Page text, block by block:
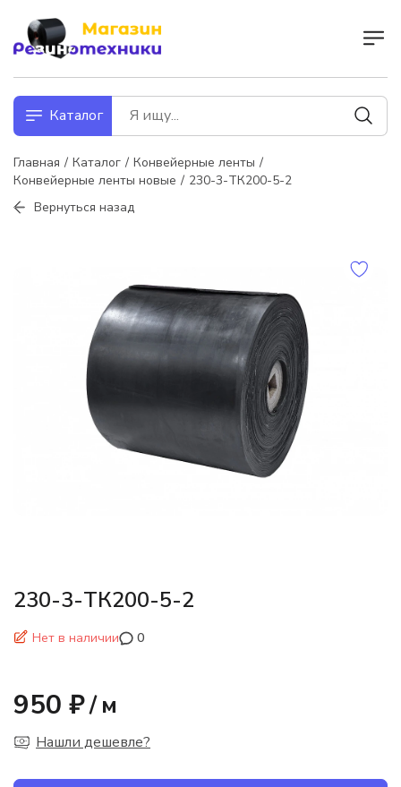
Каталог
Главная Каталог
Конвейерные ленты
Конвейерные ленты новые
230-3-ТК200-5-2
Вернуться назад
230-3-ТК200-5-2
Нет в наличии 0
950 ₽/ м
Нашли дешевле?